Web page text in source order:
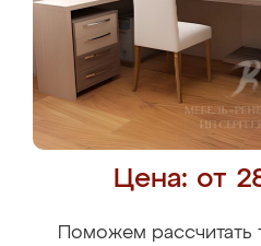
Цена: от
Поможем рассчитать